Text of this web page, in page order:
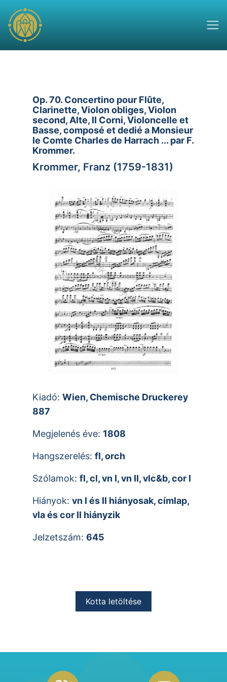
Op. 70. Concertino pour Flûte,
Clarinette, Violon obliges, Violon
second, Alte, II Corni, Violoncelle et
Basse, composé et dedié a Monsieur
le Comte Charles de Harrach ... par F.
Krommer.
Krommer, Franz (1759-1831)
Kiadó: Wien, Chemische Druckerey
887
Megjelenés éve: 1808
Hangszerelés: fl, orch
Szólamok: fl, cl, vn I, vn II, vlc&b, cor I
Hiányok: vn I és II hiányosak, címlap,
vla és cor II hiányzik
Jelzetszám: 645
Kotta letöltése